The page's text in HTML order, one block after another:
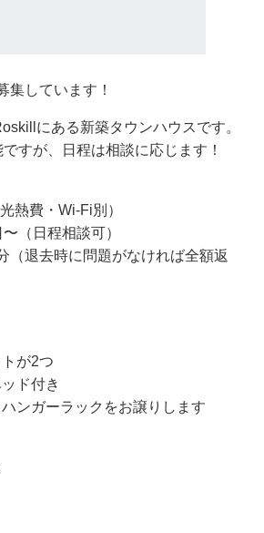
集しています！
にある新築タウンハウスです。
すが、日程は相談に応じます！
熱費・Wi-Fi別）
（日程相談可）
（退去時に問題がなければ全額返
が2つ
ド付き
ンガーラックをお譲りします